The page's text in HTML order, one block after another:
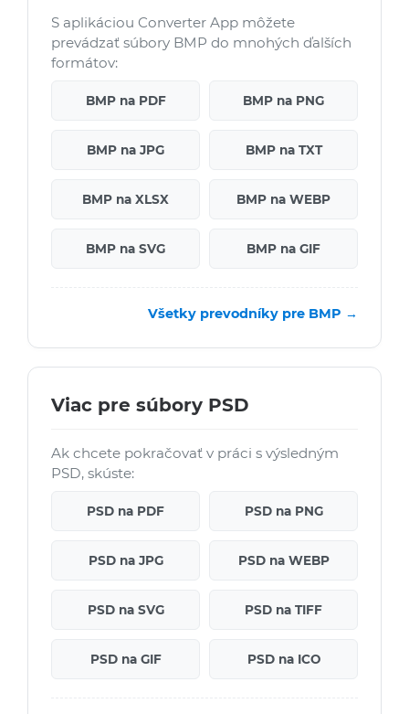
S aplikáciou Converter App môžete
prevádzať súbory BMP do mnohých ďalších
formátov:
BMP na PDF BMP na PNG
BMP na JPG BMP na TXT
BMP na XLSX BMP na WEBP
BMP na SVG BMP na GIF
Všetky prevodníky pre BMP →
Viac pre súbory PSD
Ak chcete pokračovať v práci s výsledným
PSD, skúste:
PSD na PDF PSD na PNG
PSD na JPG PSD na WEBP
PSD na SVG PSD na TIFF
PSD na GIF PSD na ICO